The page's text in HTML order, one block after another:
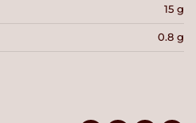
15 g
0.8 g